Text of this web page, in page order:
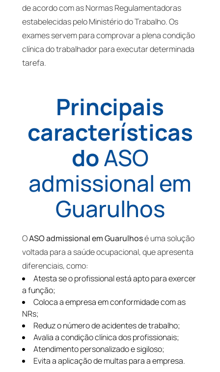
de acordo com as Normas Regulamentadoras
estabelecidas pelo Ministério do Trabalho. Os
exames servem para comprovar a plena condição
clínica do trabalhador para executar determinada
tarefa.
Principais
características
doASO
admissional em
Guarulhos
OASO admissional em Guarulhosé uma solução
voltada para a saúde ocupacional, que apresenta
diferenciais, como:
Atesta se o profissional está apto para exercer
a função;
Coloca a empresa em conformidade com as
NRs;
Reduz o número de acidentes de trabalho;
Avalia a condição clínica dos profissionais;
Atendimento personalizado e sigiloso;
Evita a aplicação de multas para a empresa.